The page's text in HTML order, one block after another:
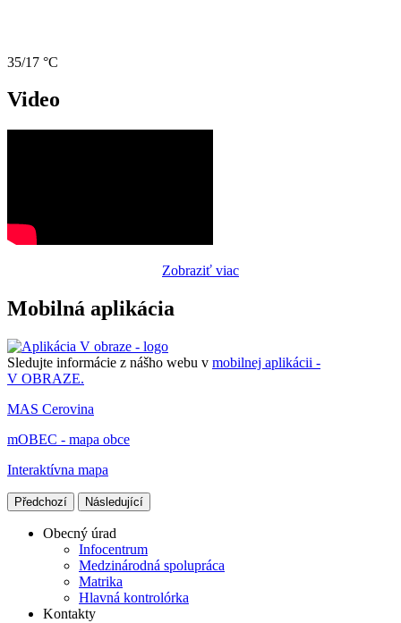
35/17 °C
Video
Zobraziť viac
Mobilná aplikácia
Sledujte informácie z nášho webu v mobilnej aplikácii -
V OBRAZE.
MAS Cerovina
mOBEC - mapa obce
Interaktívna mapa
Předchozí Následující
Obecný úrad
Infocentrum
Medzinárodná spolupráca
Matrika
Hlavná kontrolórka
Kontakty